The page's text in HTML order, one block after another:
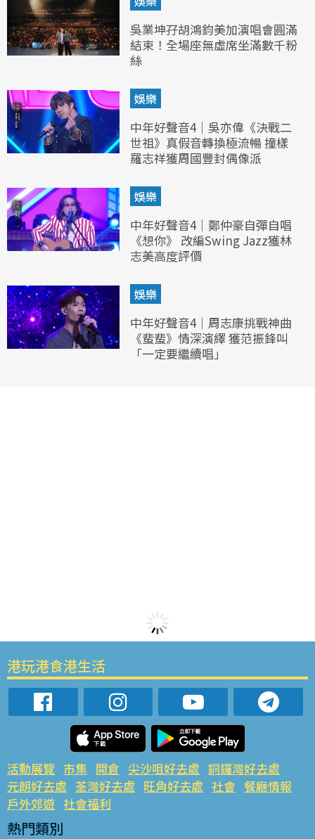
吳業坤孖胡鴻鈞美加演唱會圓滿
結束！全場座無虛席坐滿數千粉
絲
娛樂
中年好聲音4｜吳亦偉《決戰二
世祖》真假音轉換極流暢 撞樣
羅志祥獲周國豐封偶像派
娛樂
中年好聲音4｜鄭仲豪自彈自唱
《想你》 改編Swing Jazz獲林
志美高度評價
娛樂
中年好聲音4｜周志康挑戰神曲
《蜚蜚》情深演繹 獲范振鋒叫
「一定要繼續唱」
港玩港食港生活
活動展覽 市集 開倉 尖沙咀好去處 銅鑼灣好去處
元朗好去處 荃灣好去處 旺角好去處 社會 餐廳情報
戶外郊遊 社會福利
熱門類別